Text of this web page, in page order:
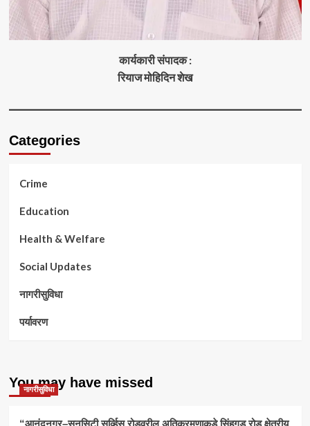
कार्यकारी संपादक :
रियाज मोहिदिन शेख
Categories
Crime
Education
Health & Welfare
Social Updates
नागरीसुविधा
पर्यावरण
You may have missed
नागरीसुविधा
“आनंदनगर–सनसिटी सर्व्हिस रोडवरील अतिक्रमणाकडे सिंहगड रोड क्षेत्रीय